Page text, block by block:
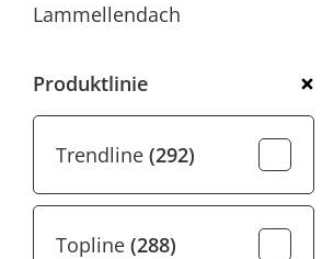
Lammellendach
Produktlinie
Trendline (292)
Topline (288)